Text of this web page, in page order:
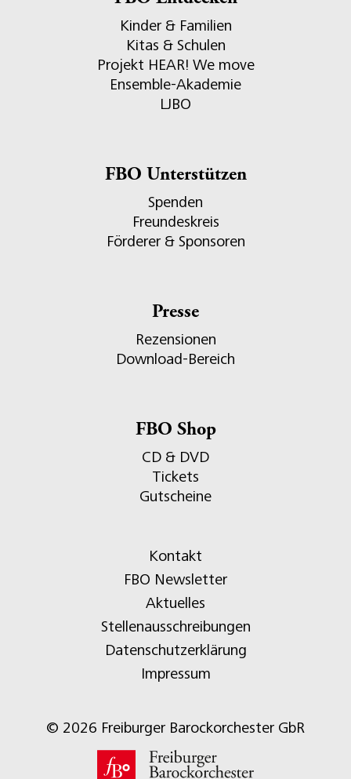
Kinder & Familien
Kitas & Schulen
Projekt HEAR! We move
Ensemble-Akademie
LJBO
FBO Unterstützen
Spenden
Freundeskreis
Förderer & Sponsoren
Presse
Rezensionen
Download-Bereich
FBO Shop
CD & DVD
Tickets
Gutscheine
Kontakt
FBO Newsletter
Aktuelles
Stellenausschreibungen
Datenschutzerklärung
Impressum
© 2026 Freiburger Barockorchester GbR